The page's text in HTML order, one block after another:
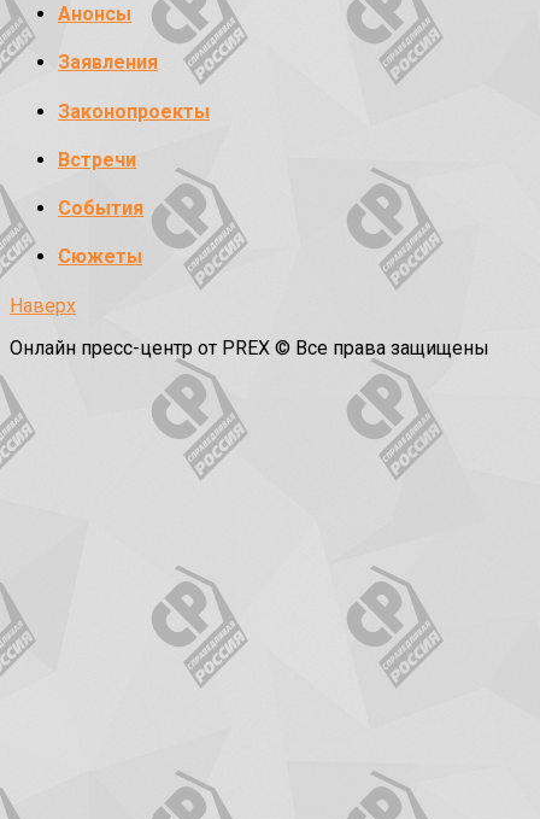
Анонсы
Заявления
Законопроекты
Встречи
События
Сюжеты
Наверх
Онлайн пресс-центр от PREX © Все права защищены